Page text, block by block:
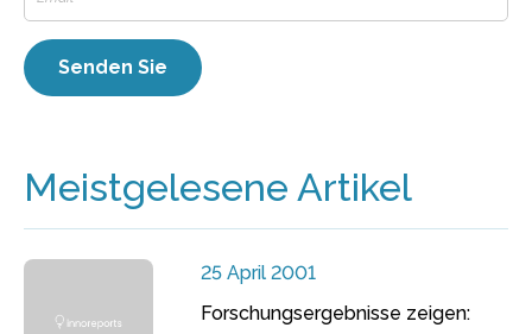
Meistgelesene Artikel
25 April 2001
Forschungsergebnisse zeigen: